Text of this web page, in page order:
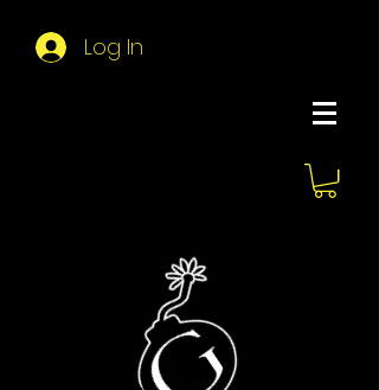
Log In